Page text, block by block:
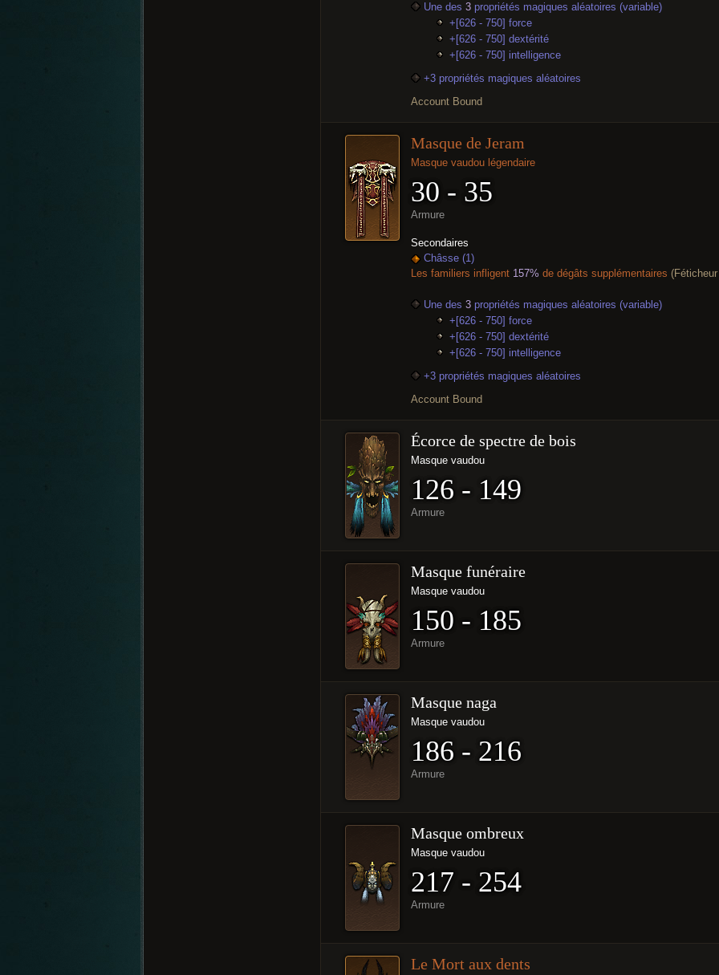
Une des 3 propriétés magiques aléatoires (variable)
+[626 - 750] force
+[626 - 750] dextérité
+[626 - 750] intelligence
+3 propriétés magiques aléatoires
Account Bound
Masque de Jeram
Masque vaudou légendaire
30 - 35
Armure
Secondaires
Châsse (1)
Les familiers infligent 157% de dégâts supplémentaires
Une des 3 propriétés magiques aléatoires (variable)
+[626 - 750] force
+[626 - 750] dextérité
+[626 - 750] intelligence
+3 propriétés magiques aléatoires
Account Bound
Écorce de spectre de bois
Masque vaudou
126 - 149
Armure
Masque funéraire
Masque vaudou
150 - 185
Armure
Masque naga
Masque vaudou
186 - 216
Armure
Masque ombreux
Masque vaudou
217 - 254
Armure
Le Mort aux dents